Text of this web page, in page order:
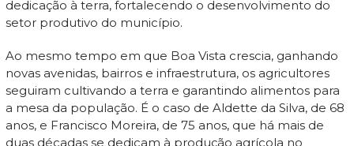
dedicação à terra, fortalecendo o desenvolvimento do
setor produtivo do município.
Ao mesmo tempo em que Boa Vista crescia, ganhando
novas avenidas, bairros e infraestrutura, os agricultores
seguiram cultivando a terra e garantindo alimentos para
a mesa da população. É o caso de Aldette da Silva, de 68
anos, e Francisco Moreira, de 75 anos, que há mais de
duas décadas se dedicam à produção agrícola no